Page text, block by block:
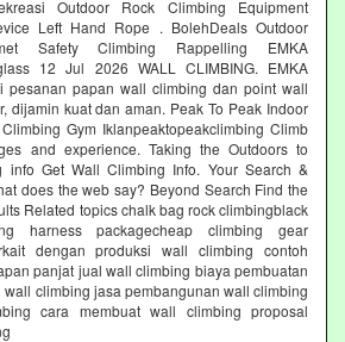
Outdoor Rock Climbing Equipment
Left Hand Rope . BolehDeals Outdoor
Safety Climbing Rappelling EMKA
12 Jul 2026 WALL CLIMBING. EMKA
pesanan papan wall climbing dan point wall
dijamin kuat dan aman. Peak To Peak Indoor
Gym‎ Iklanpeaktopeakclimbing Climb
and experience. Taking the Outdoors to
info Get Wall Climbing Info. Your Search &
does the web say? Beyond Search Find the
Related topics chalk bag rock climbingblack
harness packagecheap climbing gear
dengan produksi wall climbing contoh
panjat jual wall climbing biaya pembuatan
climbing jasa pembangunan wall climbing
cara membuat wall climbing proposal